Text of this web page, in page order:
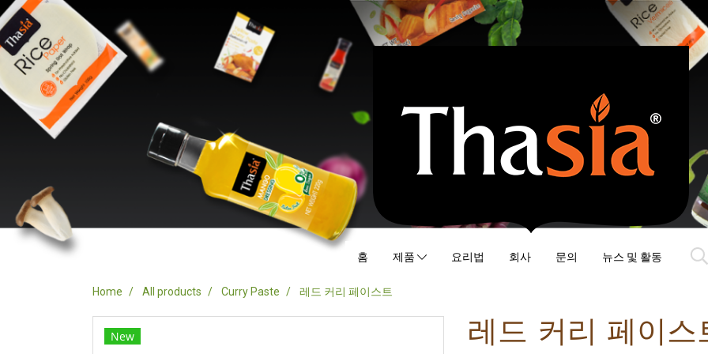
홈 제품 요리법 회사 문의 뉴스 및 활동
Home All products Curry Paste 레드 커리 페이스트
New 레드 커리 페이스